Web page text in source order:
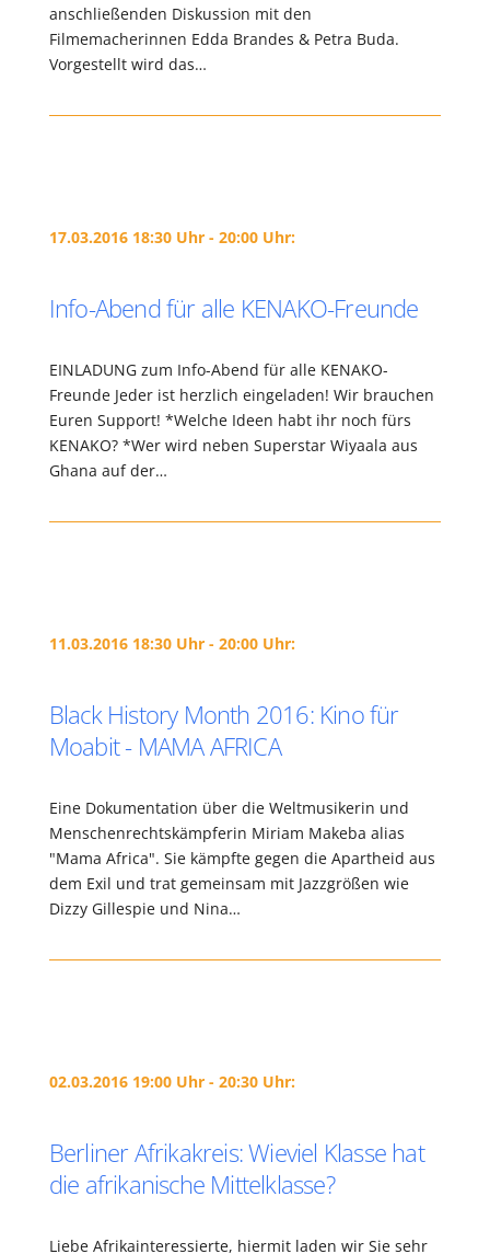
anschließenden Diskussion mit den
Filmemacherinnen Edda Brandes & Petra Buda.
Vorgestellt wird das…
17.03.2016 18:30 Uhr - 20:00 Uhr:
Info-Abend für alle KENAKO-Freunde
EINLADUNG zum Info-Abend für alle KENAKO-
Freunde Jeder ist herzlich eingeladen! Wir brauchen
Euren Support! *Welche Ideen habt ihr noch fürs
KENAKO? *Wer wird neben Superstar Wiyaala aus
Ghana auf der…
11.03.2016 18:30 Uhr - 20:00 Uhr:
Black History Month 2016: Kino für
Moabit - MAMA AFRICA
Eine Dokumentation über die Weltmusikerin und
Menschenrechtskämpferin Miriam Makeba alias
"Mama Africa". Sie kämpfte gegen die Apartheid aus
dem Exil und trat gemeinsam mit Jazzgrößen wie
Dizzy Gillespie und Nina…
02.03.2016 19:00 Uhr - 20:30 Uhr:
Berliner Afrikakreis: Wieviel Klasse hat
die afrikanische Mittelklasse?
Liebe Afrikainteressierte, hiermit laden wir Sie sehr